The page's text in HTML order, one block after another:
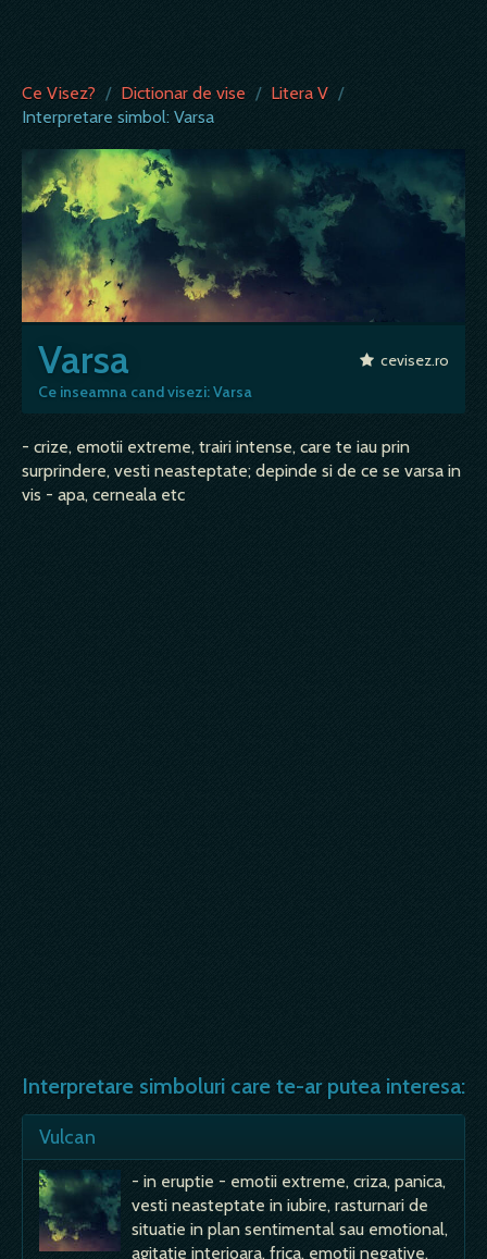
Ce Visez? / Dictionar de vise / Litera V /
Interpretare simbol: Varsa
Varsa
Ce inseamna cand visezi: Varsa
cevisez.ro
- crize, emotii extreme, trairi intense, care te iau prin
surprindere, vesti neasteptate; depinde si de ce se varsa in
vis - apa, cerneala etc
Interpretare simboluri care te-ar putea interesa:
Vulcan
- in eruptie - emotii extreme, criza, panica,
vesti neasteptate in iubire, rasturnari de
situatie in plan sentimental sau emotional,
agitatie interioara, frica, emotii negative,